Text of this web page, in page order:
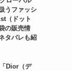
うファッシ
（ドット
の販売情
タバレも紹
Dior（デ